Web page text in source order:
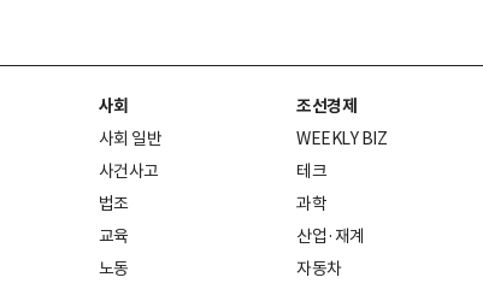
사회
사회 일반
사건사고
법조
교육
노동
조선경제
WEEKLY BIZ
테크
과학
산업·재계
자동차